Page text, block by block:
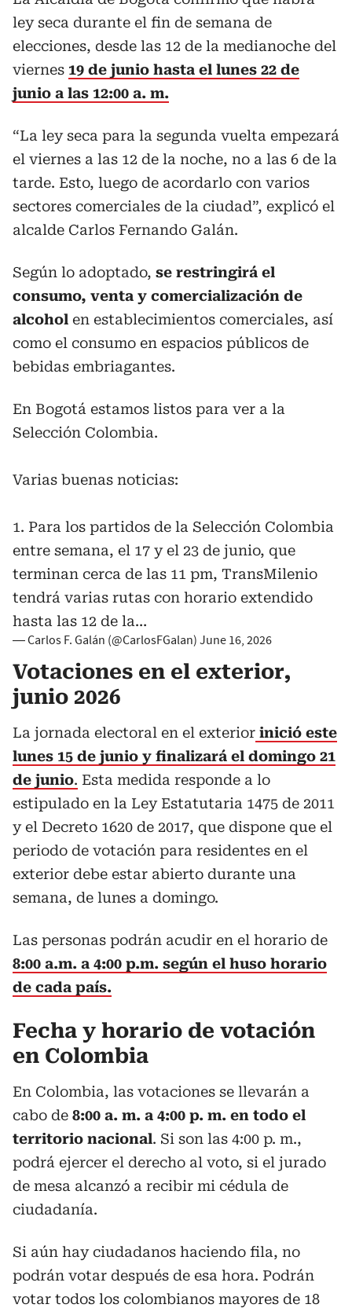
ley seca durante el fin de semana de
elecciones, desde las 12 de la medianoche del
viernes 19 de junio hasta el lunes 22 de
junio a las 12:00 a. m.
“La ley seca para la segunda vuelta empezará
el viernes a las 12 de la noche, no a las 6 de la
tarde. Esto, luego de acordarlo con varios
sectores comerciales de la ciudad”, explicó el
alcalde Carlos Fernando Galán.
Según lo adoptado, se restringirá el
consumo, venta y comercialización de
alcohol en establecimientos comerciales, así
como el consumo en espacios públicos de
bebidas embriagantes.
En Bogotá estamos listos para ver a la
Selección Colombia.
Varias buenas noticias:
1. ⁠Para los partidos de la Selección Colombia
entre semana, el 17 y el 23 de junio, que
terminan cerca de las 11 pm, TransMilenio
tendrá varias rutas con horario extendido
hasta las 12 de la…
— Carlos F. Galán (@CarlosFGalan) June 16, 2026
Votaciones en el exterior,
junio 2026
La jornada electoral en el exterior inició este
lunes 15 de junio y finalizará el domingo 21
de junio. Esta medida responde a lo
estipulado en la Ley Estatutaria 1475 de 2011
y el Decreto 1620 de 2017, que dispone que el
periodo de votación para residentes en el
exterior debe estar abierto durante una
semana, de lunes a domingo.
Las personas podrán acudir en el horario de
8:00 a.m. a 4:00 p.m. según el huso horario
de cada país.
Fecha y horario de votación
en Colombia
En Colombia, las votaciones se llevarán a
cabo de 8:00 a. m. a 4:00 p. m. en todo el
territorio nacional. Si son las 4:00 p. m.,
podrá ejercer el derecho al voto, si el jurado
de mesa alcanzó a recibir mi cédula de
ciudadanía.
Si aún hay ciudadanos haciendo fila, no
podrán votar después de esa hora. Podrán
votar todos los colombianos mayores de 18